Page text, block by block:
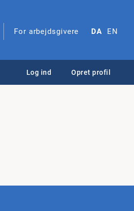
For arbejdsgivere DA EN
Log ind Opret profil